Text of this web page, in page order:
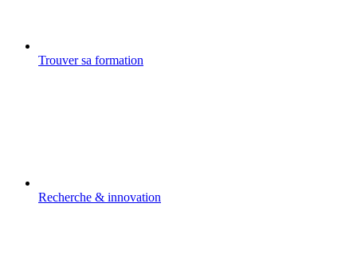
Trouver sa formation
Recherche & innovation